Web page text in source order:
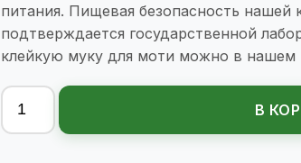
питания. Пищевая безопасность нашей
подтверждается государственной
клейкую муку для моти можно в нашем
Количество
товара
Asia
В